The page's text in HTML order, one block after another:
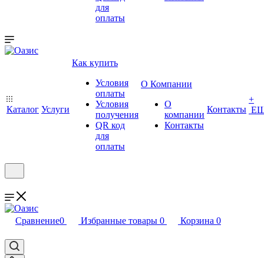
для
оплаты
Каталог Услуги
Как купить
Условия
оплаты
Условия
получения
QR код
для
оплаты
О Компании
О
компании
Контакты
Контакты
+
Сравнение0 Избранные товары 0 Корзина 0